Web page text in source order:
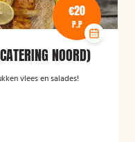
€20
P.P
NOORD)
vlees en salades!